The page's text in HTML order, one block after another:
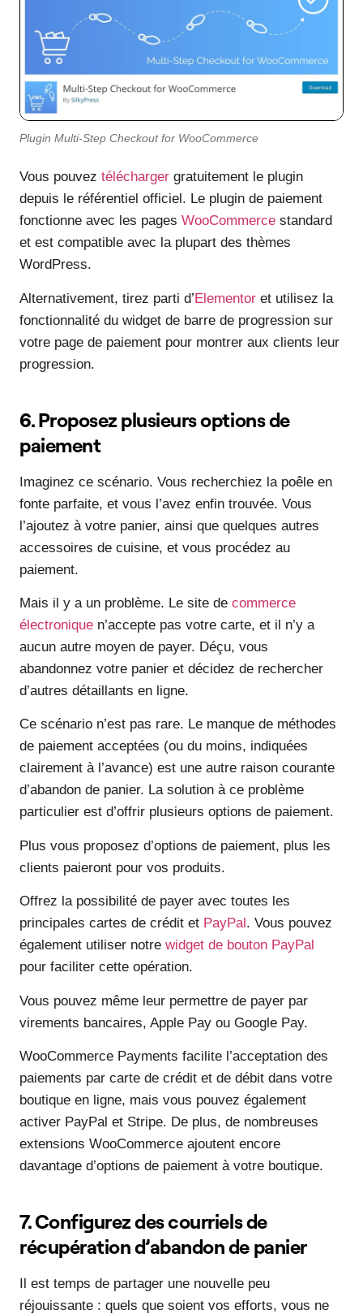
Plugin Multi-Step Checkout for WooCommerce
Vous pouvez télécharger gratuitement le plugin
depuis le référentiel officiel. Le plugin de paiement
fonctionne avec les pages WooCommerce standard
et est compatible avec la plupart des thèmes
WordPress.
Alternativement, tirez parti d’Elementor et utilisez la
fonctionnalité du widget de barre de progression sur
votre page de paiement pour montrer aux clients leur
progression.
6. Proposez plusieurs options de
paiement
Imaginez ce scénario. Vous recherchiez la poêle en
fonte parfaite, et vous l’avez enfin trouvée. Vous
l’ajoutez à votre panier, ainsi que quelques autres
accessoires de cuisine, et vous procédez au
paiement.
Mais il y a un problème. Le site de commerce
électronique n’accepte pas votre carte, et il n’y a
aucun autre moyen de payer. Déçu, vous
abandonnez votre panier et décidez de rechercher
d’autres détaillants en ligne.
Ce scénario n’est pas rare. Le manque de méthodes
de paiement acceptées (ou du moins, indiquées
clairement à l’avance) est une autre raison courante
d’abandon de panier. La solution à ce problème
particulier est d’offrir plusieurs options de paiement.
Plus vous proposez d’options de paiement, plus les
clients paieront pour vos produits.
Offrez la possibilité de payer avec toutes les
principales cartes de crédit et PayPal. Vous pouvez
également utiliser notre widget de bouton PayPal
pour faciliter cette opération.
Vous pouvez même leur permettre de payer par
virements bancaires, Apple Pay ou Google Pay.
WooCommerce Payments facilite l’acceptation des
paiements par carte de crédit et de débit dans votre
boutique en ligne, mais vous pouvez également
activer PayPal et Stripe. De plus, de nombreuses
extensions WooCommerce ajoutent encore
davantage d’options de paiement à votre boutique.
7. Configurez des courriels de
récupération d’abandon de panier
Il est temps de partager une nouvelle peu
réjouissante : quels que soient vos efforts, vous ne